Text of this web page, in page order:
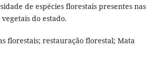
de espécies florestais presentes nas
do estado.
florestais; restauração florestal; Mata